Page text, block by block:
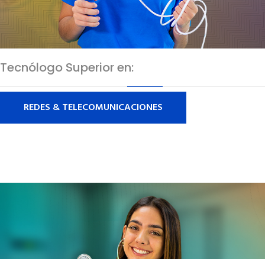
Tecnólogo Superior en:
REDES & TELECOMUNICACIONES